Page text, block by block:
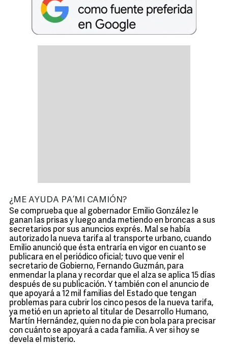
¿ME AYUDA PA’MI CAMIÓN?
Se comprueba que al gobernador Emilio González le
ganan las prisas y luego anda metiendo en broncas a sus
secretarios por sus anuncios exprés. Mal se había
autorizado la nueva tarifa al transporte urbano, cuando
Emilio anunció que ésta entraría en vigor en cuanto se
publicara en el periódico oficial; tuvo que venir el
secretario de Gobierno, Fernando Guzmán, para
enmendar la plana y recordar que el alza se aplica 15 días
después de su publicación. Y también con el anuncio de
que apoyará a 12 mil familias del Estado que tengan
problemas para cubrir los cinco pesos de la nueva tarifa,
ya metió en un aprieto al titular de Desarrollo Humano,
Martín Hernández, quien no da pie con bola para precisar
con cuánto se apoyará a cada familia. A ver si hoy se
devela el misterio.